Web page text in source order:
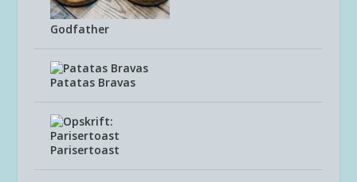
Godfather
Patatas Bravas
Parisertoast